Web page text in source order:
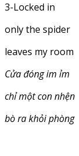
3-Locked in
only the spider
leaves my room
Cửa đóng im ỉm
chỉ một con nhện
bò ra khỏi phòng